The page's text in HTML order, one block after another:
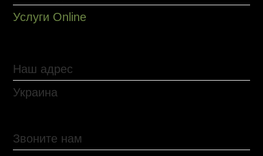
Услуги Online
Наш адрес
Украина
Звоните нам